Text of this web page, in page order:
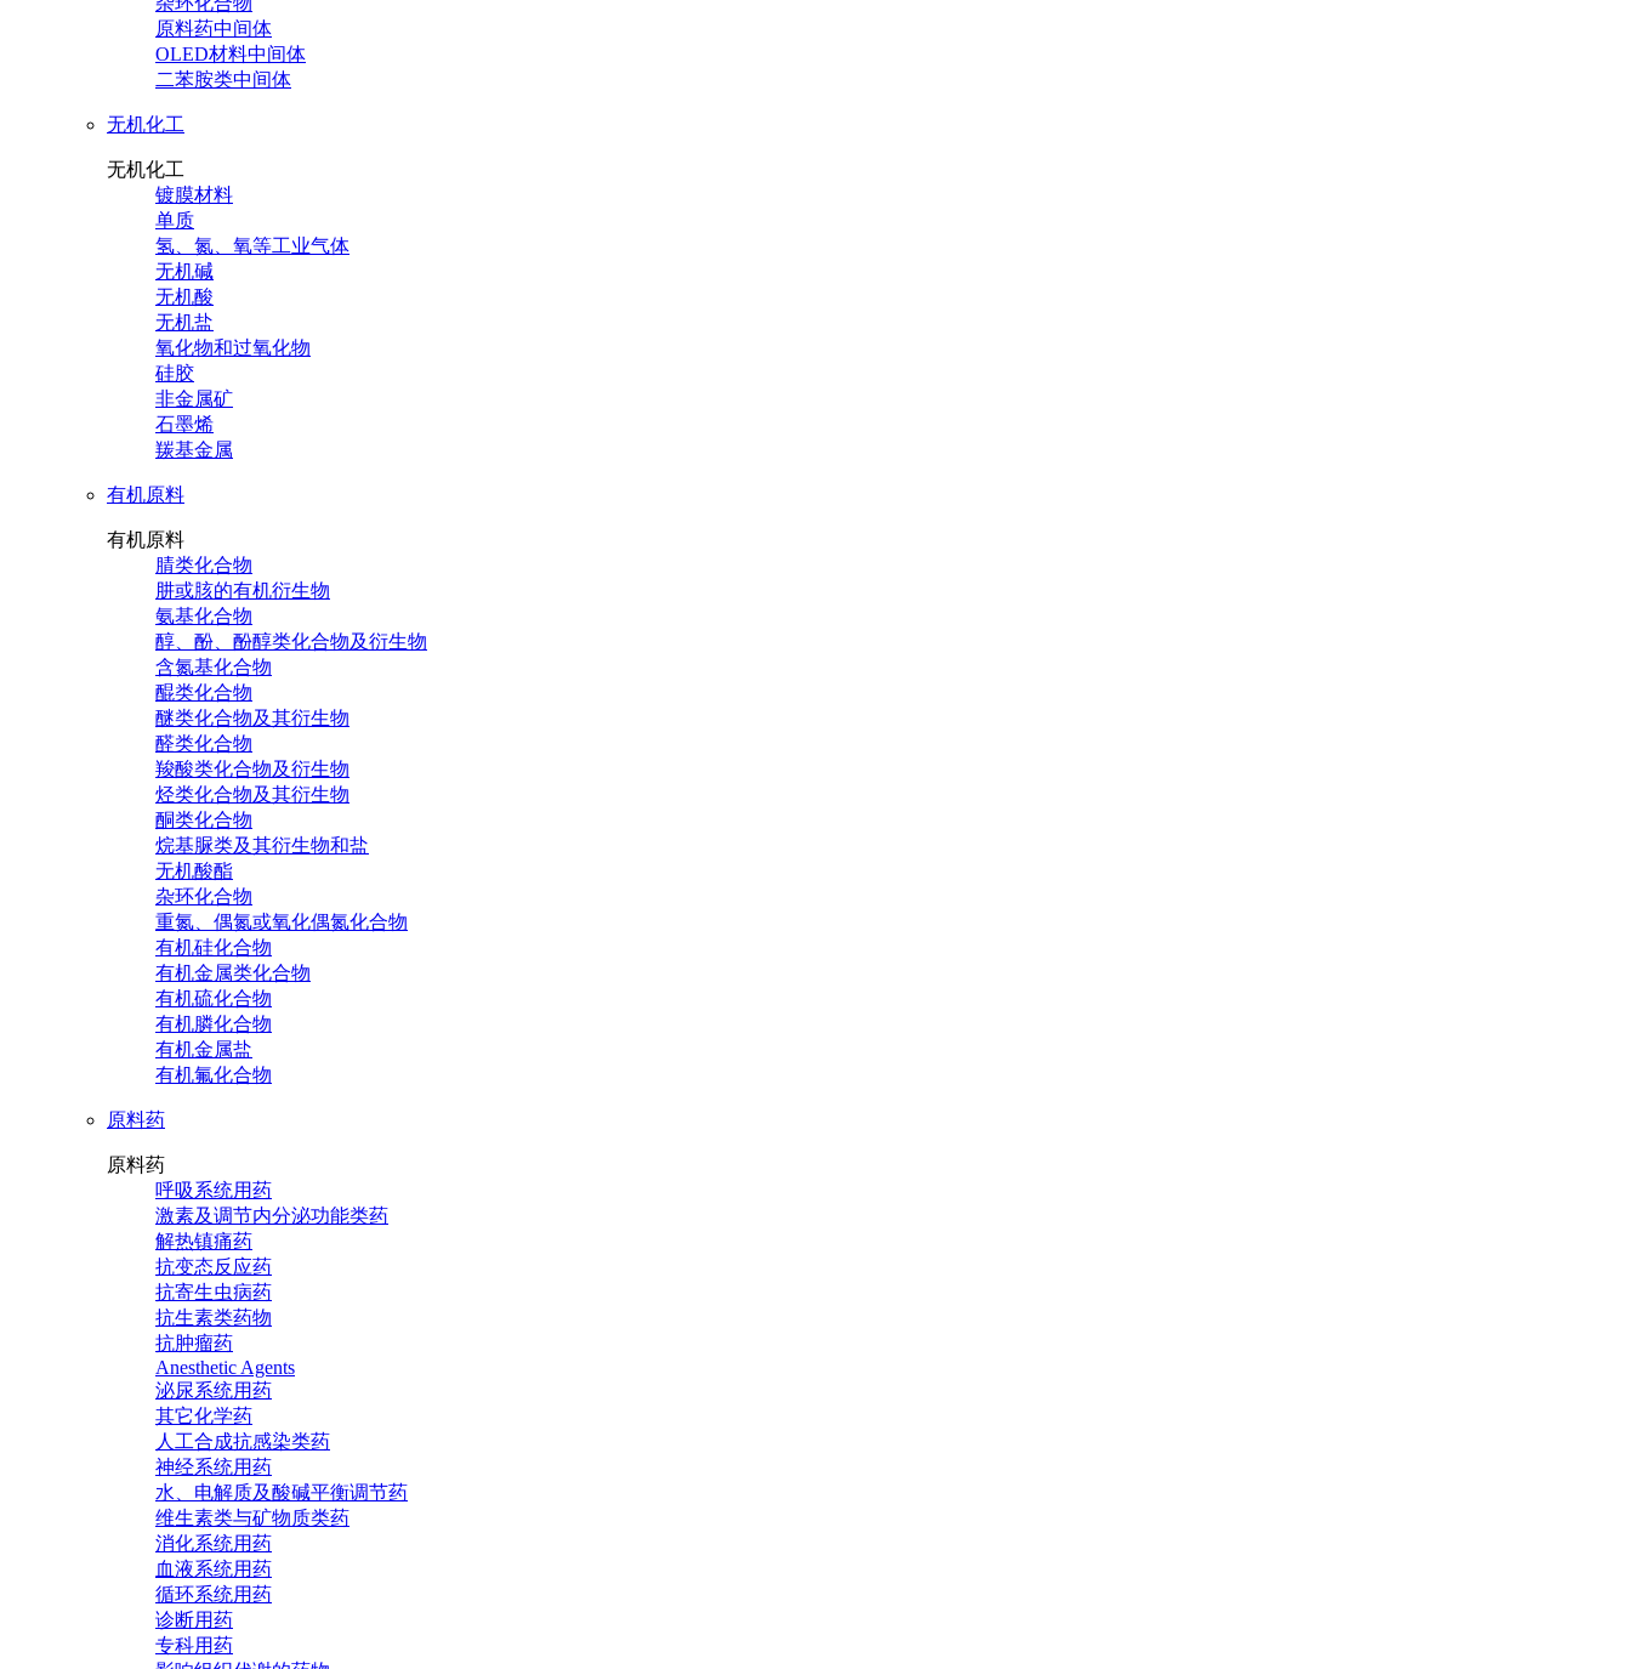
原料药中间体
OLED材料中间体
二苯胺类中间体
无机化工
无机化工
镀膜材料
单质
氢、氮、氧等工业气体
无机碱
无机酸
无机盐
氧化物和过氧化物
硅胶
非金属矿
石墨烯
羰基金属
有机原料
有机原料
腈类化合物
肼或胲的有机衍生物
氨基化合物
醇、酚、酚醇类化合物及衍生物
含氮基化合物
醌类化合物
醚类化合物及其衍生物
醛类化合物
羧酸类化合物及衍生物
烃类化合物及其衍生物
酮类化合物
烷基脲类及其衍生物和盐
无机酸酯
杂环化合物
重氮、偶氮或氧化偶氮化合物
有机硅化合物
有机金属类化合物
有机硫化合物
有机膦化合物
有机金属盐
有机氟化合物
原料药
原料药
呼吸系统用药
激素及调节内分泌功能类药
解热镇痛药
抗变态反应药
抗寄生虫病药
抗生素类药物
抗肿瘤药
Anesthetic Agents
泌尿系统用药
其它化学药
人工合成抗感染类药
神经系统用药
水、电解质及酸碱平衡调节药
维生素类与矿物质类药
消化系统用药
血液系统用药
循环系统用药
诊断用药
专科用药